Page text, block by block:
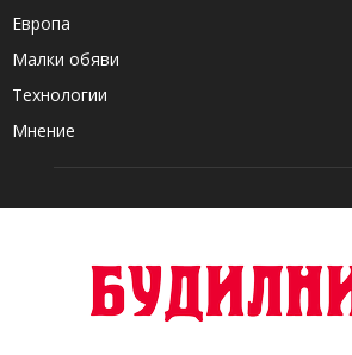
Европа
Малки обяви
Технологии
Мнение